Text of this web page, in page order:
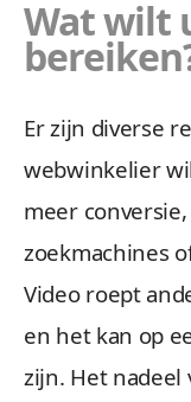
Wat wilt
Er zijn diverse
webwinkelier
meer
zoekmachines
Video roept
en het kan op
zijn. Het nadeel